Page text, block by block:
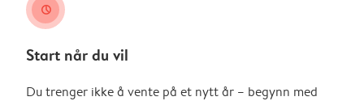
clock
Start når du vil
Du trenger ikke å vente på et nytt år – begynn med